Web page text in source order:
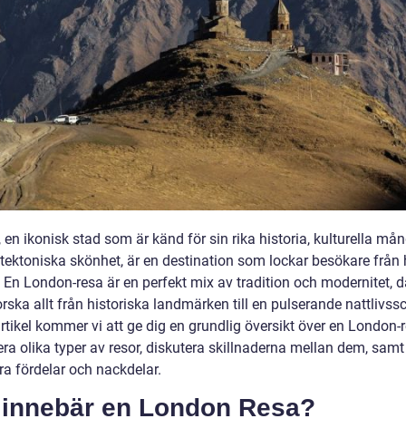
en ikonisk stad som är känd för sin rika historia, kulturella
skönhet, är en destination som lockar besökare från
En London-resa är en perfekt mix av tradition och modernitet,
allt från historiska landmärken till en pulserande
kommer vi att ge dig en grundlig översikt över en London-
olika typer av resor, diskutera skillnaderna mellan dem, samt
fördelar och nackdelar.
en London Resa?